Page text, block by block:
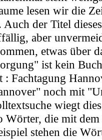
lesen wir die
der Titel
aber
etwas über
ist kein
Fachtagung
noch mit
wiegt
Wörter, die mit
stehen die